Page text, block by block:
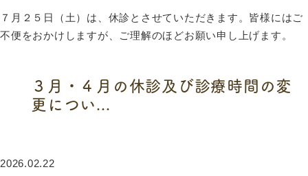
７月２５日（土）は、休診とさせていただきます。皆様にはご
不便をおかけしますが、ご理解のほどお願い申し上げます。
３月・４月の休診及び診療時間の変
更につい...
2026.02.22